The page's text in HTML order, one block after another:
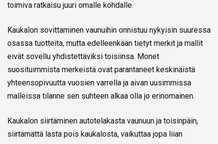
toimiva ratkaisu juuri omalle kohdalle.
Kaukalon sovittaminen vaunuihin onnistuu nykyisin suuressa
osassa tuotteita, mutta edelleenkään tietyt merkit ja mallit
eivät sovellu yhdistettäviksi toisiinsa. Monet
suosituimmista merkeistä ovat parantaneet keskinäistä
yhteensopivuutta vuosien varrella ja aivan uusimmissa
malleissa tilanne sen suhteen alkaa olla jo erinomainen.
Kaukalon siirtäminen autotelakasta vaunuun ja toisinpäin,
siirtämättä lasta pois kaukalosta, vaikuttaa jopa liian